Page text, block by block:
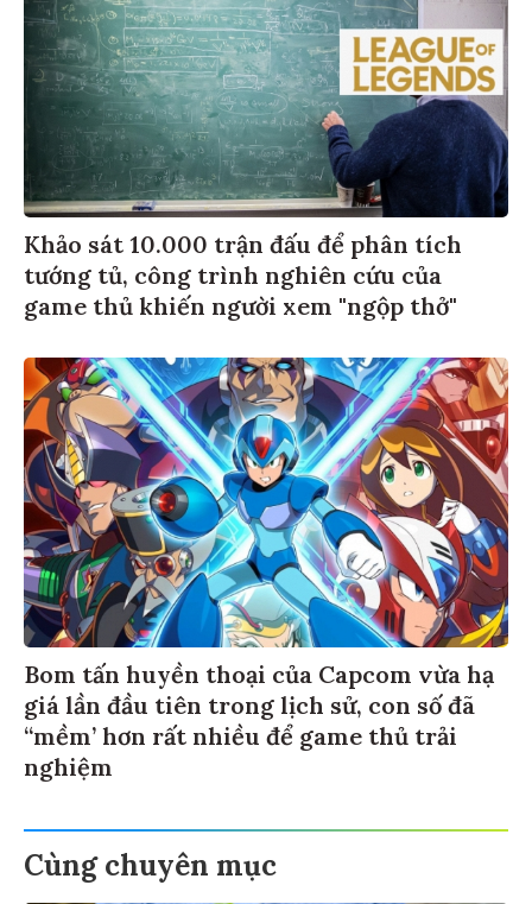
Khảo sát 10.000 trận đấu để phân tích
tướng tủ, công trình nghiên cứu của
game thủ khiến người xem "ngộp thở"
Bom tấn huyền thoại của Capcom vừa hạ
giá lần đầu tiên trong lịch sử, con số đã
“mềm’ hơn rất nhiều để game thủ trải
nghiệm
Cùng chuyên mục